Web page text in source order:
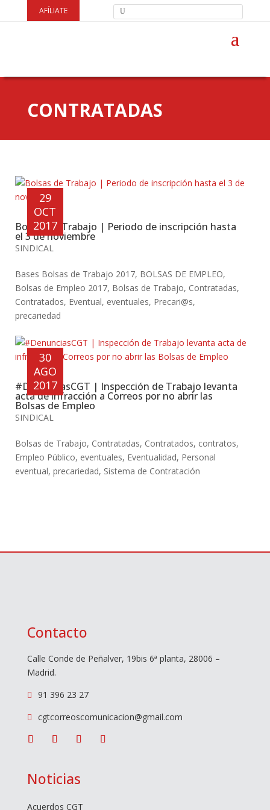
AFÍLIATE
CONTRATADAS
Bolsas de Trabajo | Periodo de inscripción hasta
el 3 de noviembre
29
OCT
2017
SINDICAL
Bases Bolsas de Trabajo 2017, BOLSAS DE EMPLEO,
Bolsas de Empleo 2017, Bolsas de Trabajo, Contratadas,
Contratados, Eventual, eventuales, Precari@s,
precariedad
#DenunciasCGT | Inspección de Trabajo levanta
acta de infracción a Correos por no abrir las
Bolsas de Empleo
30
AGO
2017
SINDICAL
Bolsas de Trabajo, Contratadas, Contratados, contratos,
Empleo Público, eventuales, Eventualidad, Personal
eventual, precariedad, Sistema de Contratación
Contacto
Calle Conde de Peñalver, 19bis 6ª planta, 28006 –
Madrid.
 91 396 23 27
 cgtcorreoscomunicacion@gmail.com
Noticias
Acuerdos CGT